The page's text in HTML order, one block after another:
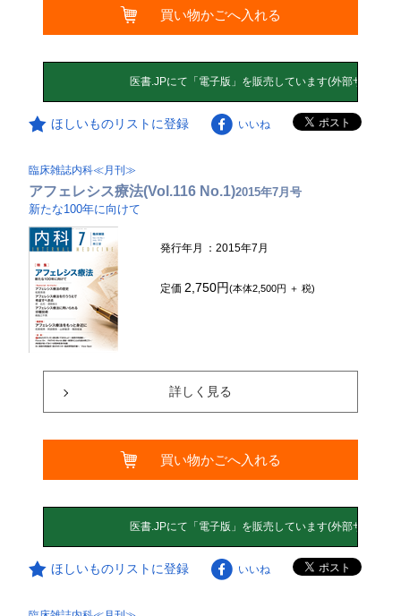
買い物かごへ入れる
ほしいものリストに登録 いいね
臨床雑誌内科≪月刊≫
アフェレシス療法(Vol.116 No.1)2015年7月号
新たな100年に向けて
発行年月 ：2015年7月
定価2,750円(本体2,500円 ＋ 税)
詳しく見る
買い物かごへ入れる
ほしいものリストに登録 いいね